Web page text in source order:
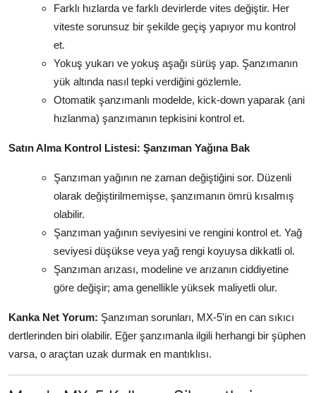
Farklı hızlarda ve farklı devirlerde vites değiştir. Her
viteste sorunsuz bir şekilde geçiş yapıyor mu kontrol
et.
Yokuş yukarı ve yokuş aşağı sürüş yap. Şanzımanın
yük altında nasıl tepki verdiğini gözlemle.
Otomatik şanzımanlı modelde, kick-down yaparak (ani
hızlanma) şanzımanın tepkisini kontrol et.
Satın Alma Kontrol Listesi: Şanzıman Yağına Bak
Şanzıman yağının ne zaman değiştiğini sor. Düzenli
olarak değiştirilmemişse, şanzımanın ömrü kısalmış
olabilir.
Şanzıman yağının seviyesini ve rengini kontrol et. Yağ
seviyesi düşükse veya yağ rengi koyuysa dikkatli ol.
Şanzıman arızası, modeline ve arızanın ciddiyetine
göre değişir; ama genellikle yüksek maliyetli olur.
Kanka Net Yorum: Şanzıman sorunları, MX-5'in en can sıkıcı
dertlerinden biri olabilir. Eğer şanzımanla ilgili herhangi bir şüphen
varsa, o araçtan uzak durmak en mantıklısı.